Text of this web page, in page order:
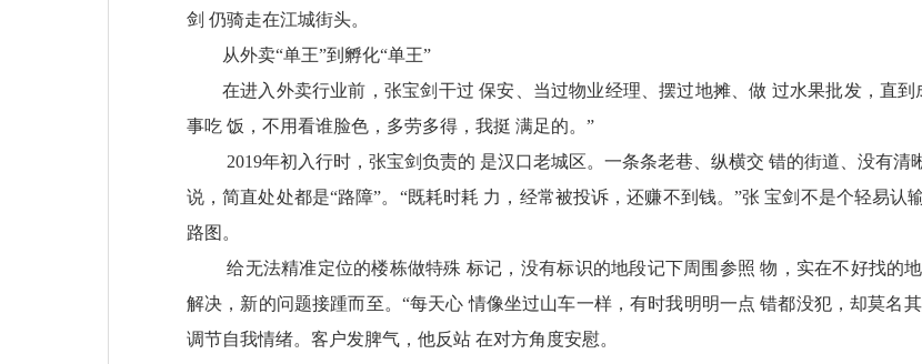
剑 仍骑走在江城街头。
从外卖“单王”到孵化“单王”
在进入外卖行业前，张宝剑干过 保安、当过物业经理、摆过地摊、做 过水果批发，直
事吃 饭，不用看谁脸色，多劳多得，我挺 满足的。”
2019年初入行时，张宝剑负责的 是汉口老城区。一条条老巷、纵横交 错的街道、没有
说，简直处处都是“路障”。“既耗时耗 力，经常被投诉，还赚不到钱。”张 宝剑不是个轻易
路图。
给无法精准定位的楼栋做特殊 标记，没有标识的地段记下周围参照 物，实在不好找
解决，新的问题接踵而至。“每天心 情像坐过山车一样，有时我明明一点 错都没犯，却莫名
调节自我情绪。客户发脾气，他反站 在对方角度安慰。